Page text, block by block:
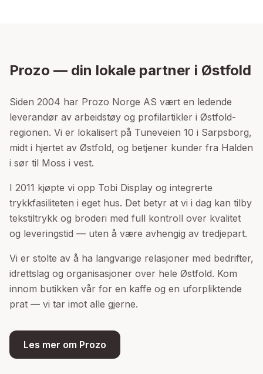
Prozo — din lokale partner i Østfold
Siden 2004 har Prozo Norge AS vært en ledende
leverandør av arbeidstøy og profilartikler i Østfold-
regionen. Vi er lokalisert på Tuneveien 10 i Sarpsborg,
midt i hjertet av Østfold, og betjener kunder fra Halden
i sør til Moss i vest.
I 2011 kjøpte vi opp Tobi Display og integrerte
trykkfasiliteten i eget hus. Det betyr at vi i dag kan tilby
tekstiltrykk og broderi med full kontroll over kvalitet
og leveringstid — uten å være avhengig av tredjepart.
Vi er stolte av å ha langvarige relasjoner med bedrifter,
idrettslag og organisasjoner over hele Østfold. Kom
innom butikken vår for en kaffe og en uforpliktende
prat — vi tar imot alle gjerne.
Les mer om Prozo